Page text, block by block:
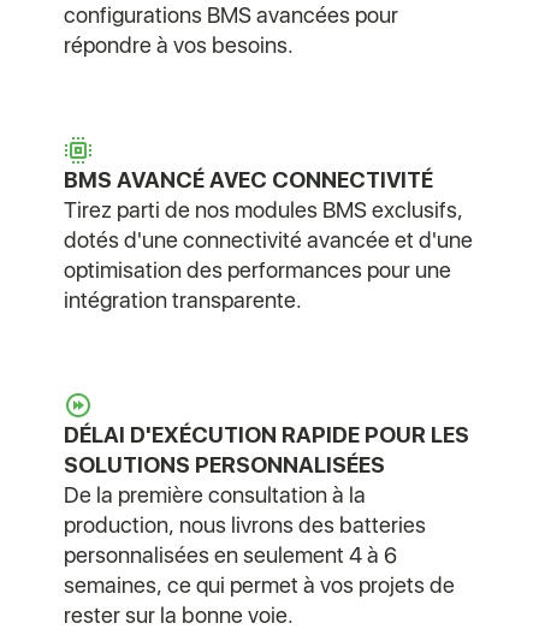
configurations BMS avancées pour
répondre à vos besoins.
BMS AVANCÉ AVEC CONNECTIVITÉ
Tirez parti de nos modules BMS exclusifs,
dotés d'une connectivité avancée et d'une
optimisation des performances pour une
intégration transparente.
DÉLAI D'EXÉCUTION RAPIDE POUR LES
SOLUTIONS PERSONNALISÉES
De la première consultation à la
production, nous livrons des batteries
personnalisées en seulement 4 à 6
semaines, ce qui permet à vos projets de
rester sur la bonne voie.